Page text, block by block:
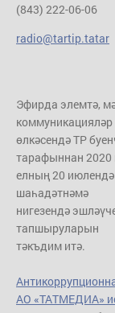
(843) 222-06-06
radio@tartip.tatar
Эфирда элемтә,
коммуникацияләр
өлкәсендә ТР
тарафыннан 2020
елның 20
шаһадәтнәмә
нигезендә
тапшыруларын
тәкъдим итә.
АО «ТАТМЕДИА»